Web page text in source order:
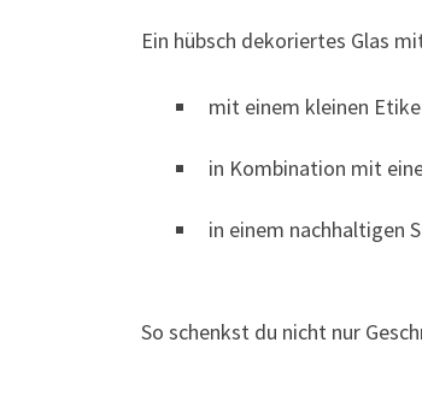
Ein hübsch dekoriertes Glas
mit einem kleinen
in Kombination mit
in einem nachhaltigen
So schenkst du nicht nur